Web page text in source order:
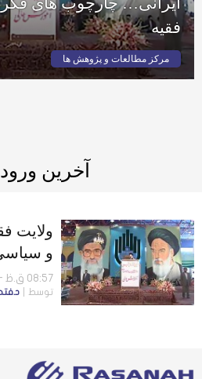
فقیه
مرکز مطالعات و پژوهش ها
آخرین
ولایت
و
ولایت
08:57 ق.ظ - 16 آگوست 2017
توسط